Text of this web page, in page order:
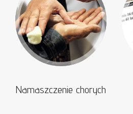
Namaszczenie chorych